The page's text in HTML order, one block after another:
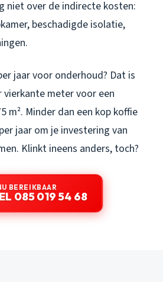
niet over de indirecte kosten:
beschadigde isolatie,
jaar voor onderhoud? Dat is
vierkante meter voor een
m². Minder dan een kop koffie
jaar om je investering van
Klinkt ineens anders, toch?
BEREIKBAAR
085 019 54 68